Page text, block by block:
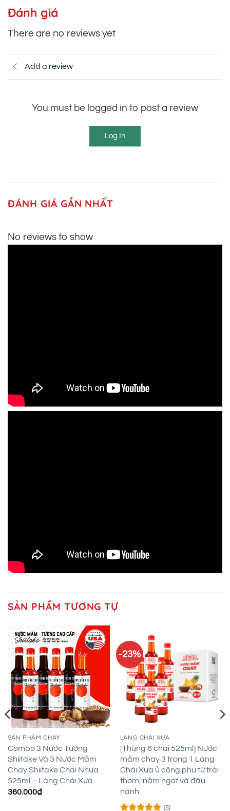
Đánh giá
There are no reviews yet
Add a review
You must be logged in to post a review
Log In
ĐÁNH GIÁ GẦN NHẤT
No reviews to show
SẢN PHẨM TƯƠNG TỰ
SẢN PHẨM CHAY
Combo 3 Nước Tương
Shiitake Và 3 Nước Mắm
Chay Shiitake Chai Nhựa
525ml – Làng Chài Xưa
360.000₫
-23%
LÀNG CHÀI XƯA
[Thùng 6 chai 525ml] Nước
mắm chay 3 trong 1 Làng
Chài Xưa ủ công phu từ trái
thơm, nấm ngọt và đậu
nành
(5)